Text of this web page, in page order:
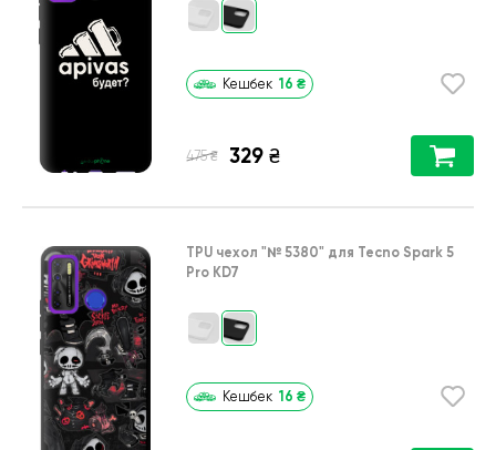
Кешбек 16 ₴
475 ₴ 329 ₴
TPU чехол "№ 5380" для Tecno Spark 5
Pro KD7
Кешбек 16 ₴